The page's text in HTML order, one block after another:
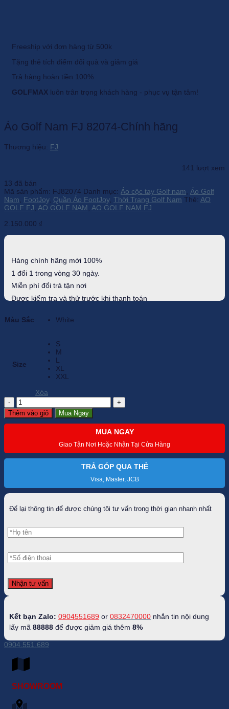
Freeship với đơn hàng từ 500k
Tặng thẻ tích điểm đổi quà và giảm giá
Trả hàng hoàn tiền 100%
GOLFMAX luôn trân trọng khách hàng - phục vụ tận tâm!
Áo Golf Nam FJ 82074-Chính hãng
Thương hiệu: FJ
141 lượt xem
13 đã bán
Mã sản phẩm: FJ82074 Danh mục: Áo cộc tay Golf nam
Áo Golf
Nam
FootJoy, Quần Áo FootJoy, Thời Trang Golf Nam Thẻ: AO
GOLF FJ AO GOLF NAM AO GOLF NAM FJ
2.150.000 ₫
Hàng chính hãng mới 100%
1 đổi 1 trong vòng 30 ngày.
Miễn phí đổi trả tận nơi
Được kiểm tra và thử trước khi thanh toán
Màu Sắc White
Size
S
M
L
XL
XXL
Xóa
Áo
Golf
Nam
FJ
số
Thêm vào giỏ Mua Ngay
MUA NGAY
Giao Tận Nơi Hoặc Nhận Tại Cửa Hàng
TRẢ GÓP QUA THẺ
Visa, Master, JCB
Để lại thông tin để được chúng tôi tư vấn trong thời gian nhanh nhất
Kết bạn Zalo: 0904551689 or 0832470000 nhắn tin nội dung
lấy mã 88888 để được giảm giá thêm 8%
0904.551.689
SHOWROOM